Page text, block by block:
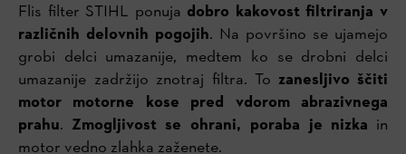
Flis filter STIHL ponuja dobro kakovost filtriranja v
različnih delovnih pogojih. Na površino se ujamejo
grobi delci umazanije, medtem ko se drobni delci
umazanije zadržijo znotraj filtra. To zanesljivo ščiti
motor motorne kose pred vdorom abrazivnega
prahu. Zmogljivost se ohrani, poraba je nizka in
motor vedno zlahka zaženete.